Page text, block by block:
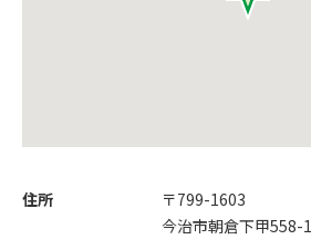
住所
〒799-1603
今治市朝倉下甲558-1